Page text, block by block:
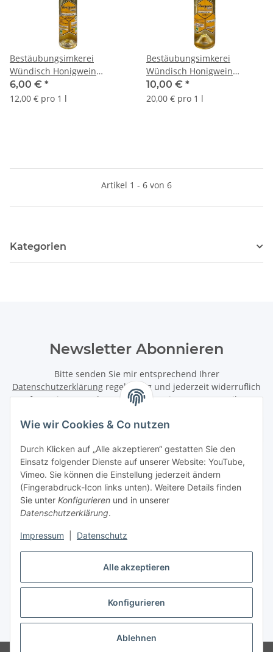
Alle akzeptieren
Konfigurieren
Ablehnen
Wie wir Cookies & Co nutzen
Durch Klicken auf „Alle akzeptieren“ gestatten Sie den
Einsatz folgender Dienste auf unserer Website: YouTube,
Vimeo. Sie können die Einstellung jederzeit ändern
(Fingerabdruck-Icon links unten). Weitere Details finden
Sie unter Konfigurieren und in unserer
Datenschutzerklärung.
Impressum Datenschutz
Bestäubungsimkerei
Wündisch Honigwein
Sommerblütenhonig trocken
200ml
6,00 € *
12,00 € pro 1 l
Bestäubungsimkerei
Wündisch Honigwein
Sommerblütenhonig trocken
500ml
10,00 € *
20,00 € pro 1 l
Artikel 1 - 6 von 6
Kategorien
Newsletter Abonnieren
Bitte senden Sie mir entsprechend Ihrer
Datenschutzerklärung regelmäßig und jederzeit widerruflich
Informationen zu Ihrem Produktsortiment per E-Mail zu.
Newsletter Abonnieren
Informationen
Gesetzliche Informationen
Vertrag widerrufen
* Alle Preise inkl. gesetzlicher USt., zzgl.Versand